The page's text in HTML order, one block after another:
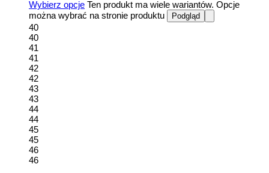
Wybierz opcje Ten produkt ma wiele wariantów. Opcje
można wybrać na stronie produktu
Podgląd
40
40
41
41
42
42
43
43
44
44
45
45
46
46